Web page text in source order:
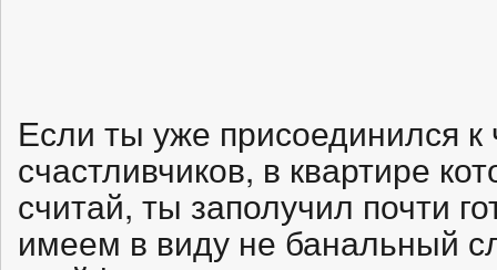
Если ты уже присоединился к
счастливчиков, в квартире
считай, ты заполучил почти
имеем в виду не банальный